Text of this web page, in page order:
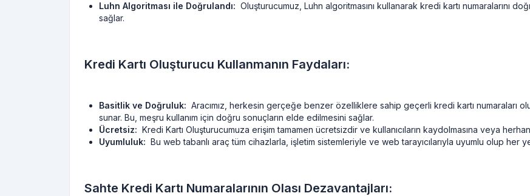
Luhn Algoritması ile Doğrulandı: Oluşturucumuz, Luhn algoritmasını kullanarak kredi kartı numaralarını
sağlar.
Kredi Kartı Oluşturucu Kullanmanın Faydaları:
Basitlik ve Doğruluk: Aracımız, herkesin gerçeğe benzer özelliklere sahip geçerli kredi kartı numaraları
sunar. Bu, meşru kullanım için doğru sonuçların elde edilmesini sağlar.
Ücretsiz: Kredi Kartı Oluşturucumuza erişim tamamen ücretsizdir ve kullanıcıların kaydolmasına veya
Uyumluluk: Bu web tabanlı araç tüm cihazlarla, işletim sistemleriyle ve web tarayıcılarıyla uyumlu olup her
Sahte Kredi Kartı Numaralarının Olası Dezavantajları: